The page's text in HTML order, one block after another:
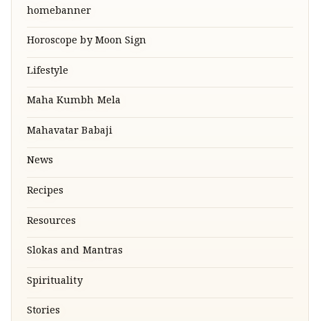
homebanner
Horoscope by Moon Sign
Lifestyle
Maha Kumbh Mela
Mahavatar Babaji
News
Recipes
Resources
Slokas and Mantras
Spirituality
Stories